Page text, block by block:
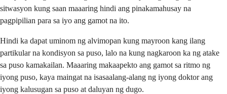
sitwasyon kung saan maaaring hindi ang pinakamahusay na
pagpipilian para sa iyo ang gamot na ito.
Hindi ka dapat uminom ng alvimopan kung mayroon kang ilang
partikular na kondisyon sa puso, lalo na kung nagkaroon ka ng atake
sa puso kamakailan. Maaaring makaapekto ang gamot sa ritmo ng
iyong puso, kaya maingat na isasaalang-alang ng iyong doktor ang
iyong kalusugan sa puso at daluyan ng dugo.